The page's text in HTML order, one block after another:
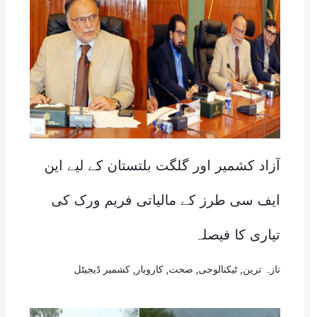
آزاد کشمیر اور گلگت بلتستان کے لیے این
ایف سی طرز کے مالیاتی فریم ورک کی
تیاری کا فیصلہ
تازہ ترین ٹیکنالوجی صحت کاروبار کشمیر ڈیجیٹل